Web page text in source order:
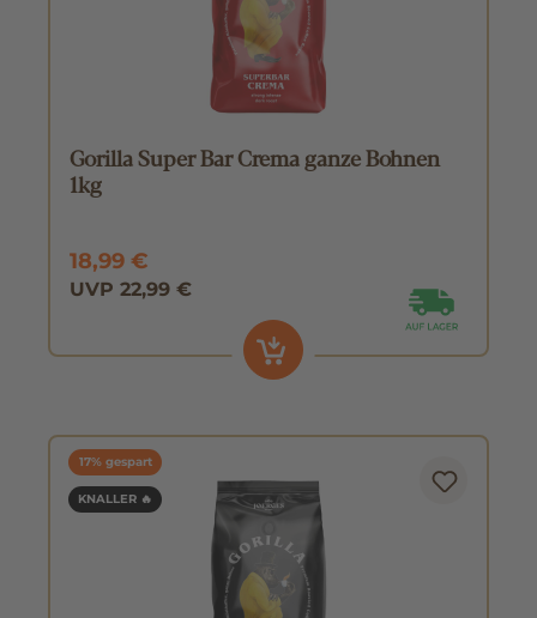
Gorilla Super Bar Crema ganze Bohnen
1kg
18,99 €
UVP 22,99 €
17% gespart
KNALLER 🔥